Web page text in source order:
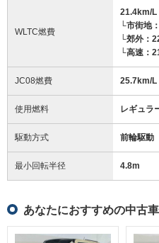
WLTC燃費
21.4km/L
└市街地
└郊外：
└高速：
JC08燃費 25.7km/L
使用燃料 レギュラ
駆動方式 前輪駆動
最小回転半径 4.8m
あなたにおすすめの中古